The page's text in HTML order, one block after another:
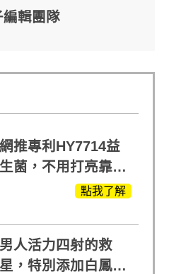
編輯團隊
網推專利HY7714益
生菌，不用打亮靠養
點我了解
男人活力四射的救
星，特別添加白鳳豆